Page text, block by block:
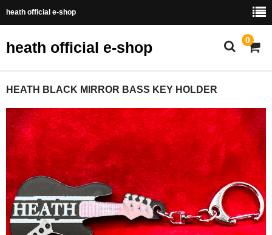
heath official e-shop
heath official e-shop 0
HOME
FANCLUB
fanclub new
fanclub update
fanclub 2year
Goods
HEATH BLACK MIRROR BASS KEY HOLDER